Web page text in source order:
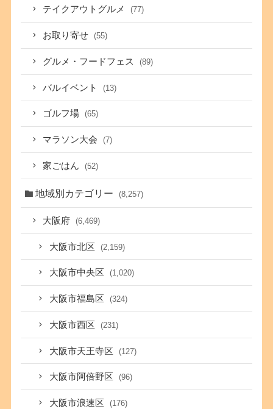
テイクアウトグルメ (77)
お取り寄せ (55)
グルメ・フードフェス (89)
バルイベント (13)
ゴルフ場 (65)
マラソン大会 (7)
家ごはん (52)
地域別カテゴリー (8,257)
大阪府 (6,469)
大阪市北区 (2,159)
大阪市中央区 (1,020)
大阪市福島区 (324)
大阪市西区 (231)
大阪市天王寺区 (127)
大阪市阿倍野区 (96)
大阪市浪速区 (176)